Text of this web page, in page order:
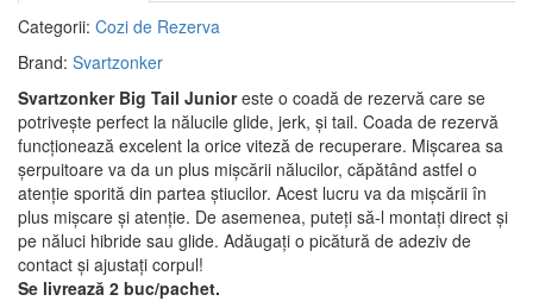
Categorii: Cozi de Rezerva
Brand: Svartzonker
Svartzonker Big Tail Junioreste o coadă de rezervă care se
potrivește perfect la nălucile glide, jerk, și tail. Coada de rezervă
funcționează excelent la orice viteză de recuperare. Mișcarea sa
șerpuitoare va da un plus mișcării nălucilor, căpătând astfel o
atenție sporită din partea știucilor. Acest lucru va da mișcării în
plus mișcare și atenție. De asemenea, puteți să-l montați direct și
pe năluci hibride sau glide. Adăugați o picătură de adeziv de
contact și ajustați corpul!
Se livrează 2 buc/pachet.